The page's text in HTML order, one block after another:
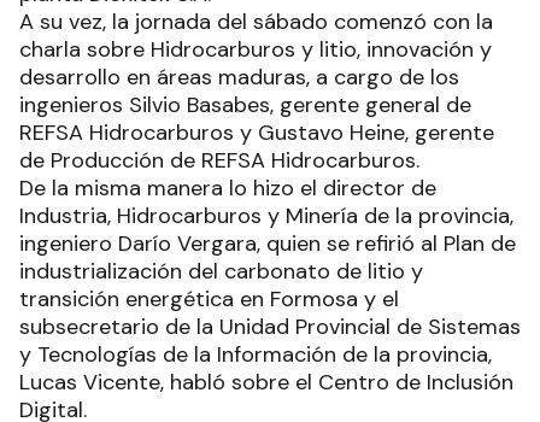
A su vez, la jornada del sábado comenzó con la
charla sobre Hidrocarburos y litio, innovación y
desarrollo en áreas maduras, a cargo de los
ingenieros Silvio Basabes, gerente general de
REFSA Hidrocarburos y Gustavo Heine, gerente
de Producción de REFSA Hidrocarburos.
De la misma manera lo hizo el director de
Industria, Hidrocarburos y Minería de la provincia,
ingeniero Darío Vergara, quien se refirió al Plan de
industrialización del carbonato de litio y
transición energética en Formosa y el
subsecretario de la Unidad Provincial de Sistemas
y Tecnologías de la Información de la provincia,
Lucas Vicente, habló sobre el Centro de Inclusión
Digital.